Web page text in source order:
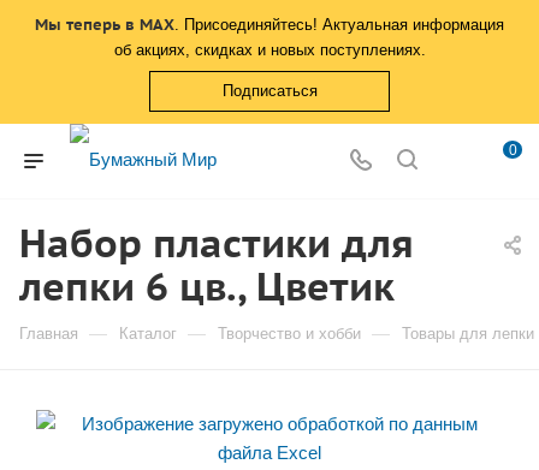
Мы теперь в MAX. Присоединяйтесь! Актуальная информация
об акциях, скидках и новых поступлениях.
Подписаться
0
Набор пластики для
лепки 6 цв., Цветик
Главная — Каталог — Творчество и хобби — Товары для лепки